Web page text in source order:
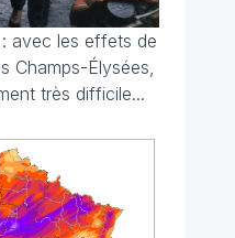
avec les effets de
Champs-Élysées,
très difficile...